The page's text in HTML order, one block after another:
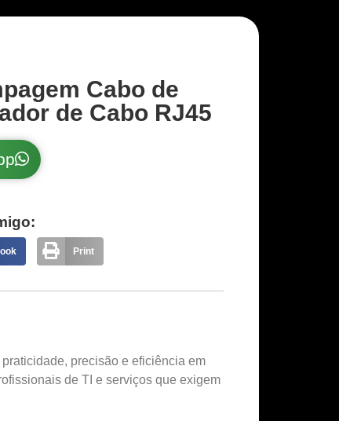
Cabo de
de Cabo RJ45
Print
precisão e eficiência em
de TI e serviços que exigem